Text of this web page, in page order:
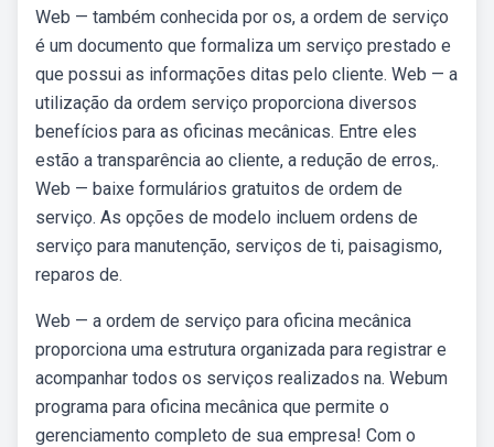
Web — também conhecida por os, a ordem de serviço
é um documento que formaliza um serviço prestado e
que possui as informações ditas pelo cliente. Web — a
utilização da ordem serviço proporciona diversos
benefícios para as oficinas mecânicas. Entre eles
estão a transparência ao cliente, a redução de erros,.
Web — baixe formulários gratuitos de ordem de
serviço. As opções de modelo incluem ordens de
serviço para manutenção, serviços de ti, paisagismo,
reparos de.
Web — a ordem de serviço para oficina mecânica
proporciona uma estrutura organizada para registrar e
acompanhar todos os serviços realizados na. Webum
programa para oficina mecânica que permite o
gerenciamento completo de sua empresa! Com o